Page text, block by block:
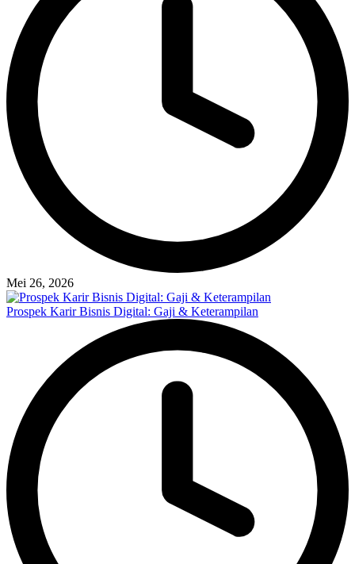
Mei 26, 2026
Prospek Karir Bisnis Digital: Gaji & Keterampilan